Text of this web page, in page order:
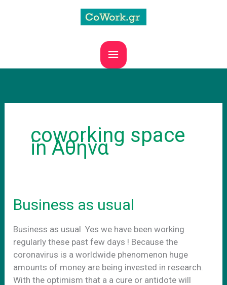
MAIN
coworking space
in Αθήνα
Business as usual
Business as usual Yes we have been working
regularly these past few days ! Because the
coronavirus is a worldwide phenomenon huge
amounts of money are being invested in research.
With the optimism that a a cure or antidote will